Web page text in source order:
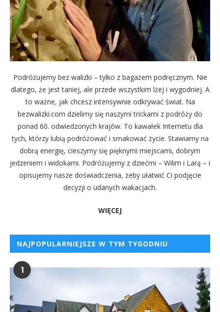
Podróżujemy bez walizki – tylko z bagażem podręcznym. Nie
dlatego, że jest taniej, ale przede wszystkim lżej i wygodniej. A
to ważne, jak chcesz intensywnie odkrywać świat. Na
bezwalizki.com dzielimy się naszymi trickami z podróży do
ponad 60. odwiedzonych krajów. To kawałek Internetu dla
tych, którzy lubią podróżować i smakować życie. Stawiamy na
dobrą energię, cieszymy się pięknymi miejscami, dobrym
jedzeniem i widokami. Podróżujemy z dziećmi – Wilim i Larą – i
opisujemy nasze doświadczenia, żeby ułatwić Ci podjęcie
decyzji o udanych wakacjach.
WIĘCEJ
NAJPOPULARNIEJSZE W TYM TYGODNIU
1